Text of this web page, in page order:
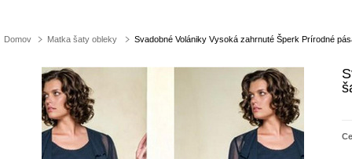
Domov Matka šaty obleky Svadobné Volániky Vysoká zahrnuté Šperk Prírodné